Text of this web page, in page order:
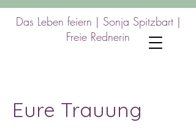
Das Leben feiern | Sonja Spitzbart |
Freie Rednerin
Eure Trauung